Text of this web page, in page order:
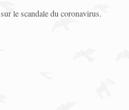
sur le scandale du coronavirus.